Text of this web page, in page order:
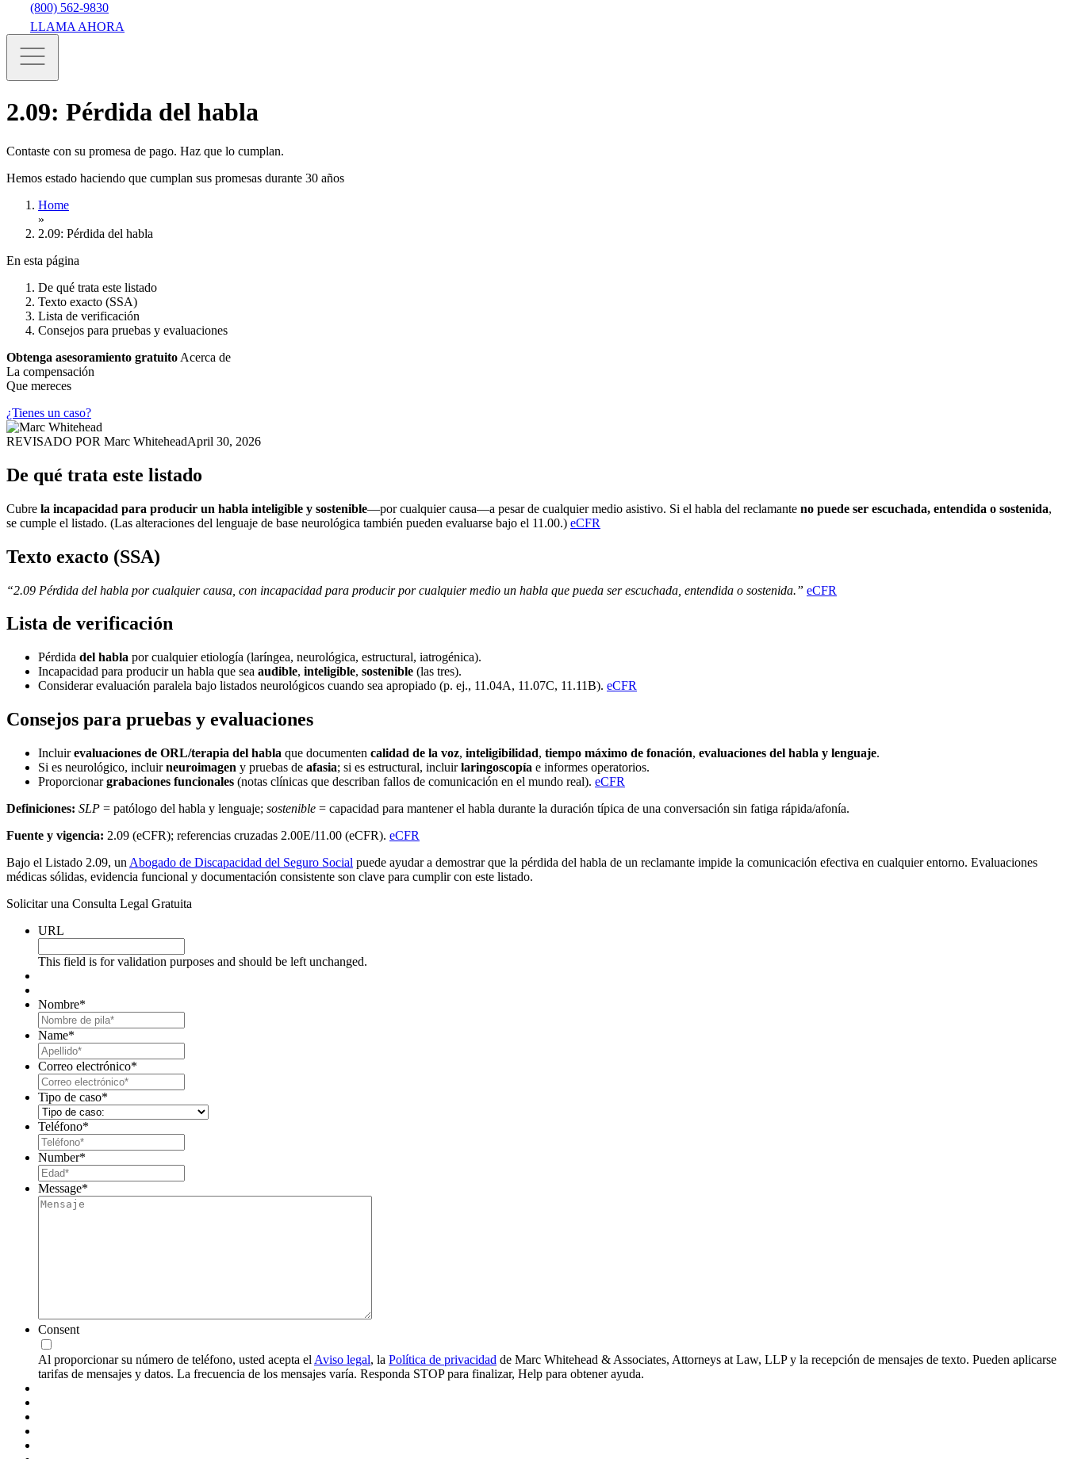
(800) 562-9830
LLAMA AHORA
2.09: Pérdida del habla
Contaste con su promesa de pago. Haz que lo cumplan.
Hemos estado haciendo que cumplan sus promesas durante 30 años
Home
»
2.09: Pérdida del habla
En esta página
De qué trata este listado
Texto exacto (SSA)
Lista de verificación
Consejos para pruebas y evaluaciones
Obtenga asesoramiento gratuito Acerca de
La compensación
Que mereces
¿Tienes un caso?
REVISADO POR Marc WhiteheadApril 30, 2026
De qué trata este listado
Cubre la incapacidad para producir un habla inteligible y sostenible—por cualquier causa—a pesar de cualquier medio asistivo. Si el habla del reclamante no puede ser escuchada, entendida o sostenida,
se cumple el listado. (Las alteraciones del lenguaje de base neurológica también pueden evaluarse bajo el 11.00.) eCFR
Texto exacto (SSA)
“2.09 Pérdida del habla por cualquier causa, con incapacidad para producir por cualquier medio un habla que pueda ser escuchada, entendida o sostenida.” eCFR
Lista de verificación
Pérdida del habla por cualquier etiología (laríngea, neurológica, estructural, iatrogénica).
Incapacidad para producir un habla que sea audible, inteligible, sostenible (las tres).
Considerar evaluación paralela bajo listados neurológicos cuando sea apropiado (p. ej., 11.04A, 11.07C, 11.11B). eCFR
Consejos para pruebas y evaluaciones
Incluirevaluaciones de ORL/terapia del habla que documenten calidad de la voz, inteligibilidad, tiempo máximo de fonación, evaluaciones del habla y lenguaje.
Si es neurológico, incluirneuroimagen y pruebas de afasia; si es estructural, incluirlaringoscopía e informes operatorios.
Proporcionargrabaciones funcionales (notas clínicas que describan fallos de comunicación en el mundo real). eCFR
Definiciones: SLP = patólogo del habla y lenguaje; sostenible = capacidad para mantener el habla durante la duración típica de una conversación sin fatiga rápida/afonía.
Fuente y vigencia: 2.09 (eCFR); referencias cruzadas 2.00E/11.00 (eCFR). eCFR
Bajo el Listado 2.09, un Abogado de Discapacidad del Seguro Social puede ayudar a demostrar que la pérdida del habla de un reclamante impide la comunicación efectiva en cualquier entorno. Evaluaciones
médicas sólidas, evidencia funcional y documentación consistente son clave para cumplir con este listado.
Solicitar una Consulta Legal Gratuita
URL
This field is for validation purposes and should be left unchanged.
Nombre*
Name*
Correo electrónico*
Tipo de caso*
Teléfono*
Number*
Message*
Consent
Al proporcionar su número de teléfono, usted acepta el Aviso legal, la Política de privacidad de Marc Whitehead & Associates, Attorneys at Law, LLP y la recepción de mensajes de texto. Pueden aplicarse
tarifas de mensajes y datos. La frecuencia de los mensajes varía. Responda STOP para finalizar, Help para obtener ayuda.